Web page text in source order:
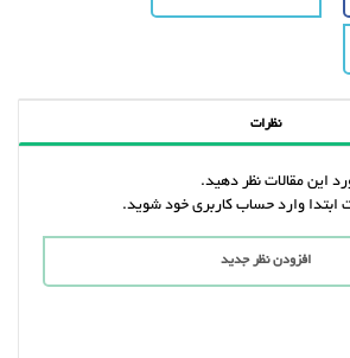
نظرات
این مقالات نظر دهید.
ابتدا وارد حساب کاربری خود شوید.
افزودن نظر جدید